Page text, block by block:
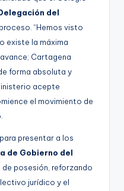
del
“Hemos visto
existe la máxima
Cartagena
forma absoluta y
acepte
el movimiento de
presentar a los
de Gobierno del
posesión, reforzando
jurídico y el